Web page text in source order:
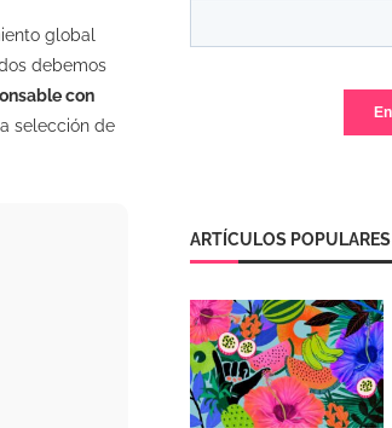
global
debemos
con
selección de
ARTÍCULOS POPULARES